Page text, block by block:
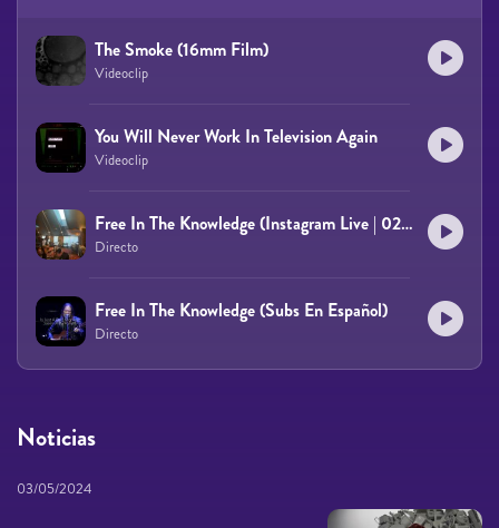
Noticias
03/05/2024
The Smoke (16mm Film)
Videoclip
You Will Never Work In Television Again
Videoclip
Free In The Knowledge (Instagram Live | 02/12/2021)
Directo
Free In The Knowledge (Subs En Español)
Directo